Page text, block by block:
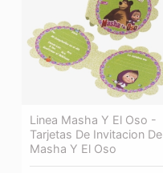
Linea Masha Y El Oso -
Tarjetas De Invitacion De
Masha Y El Oso